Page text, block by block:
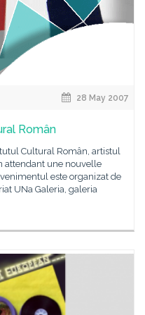
28 May 2007
Român
Cultural Român, artistul
attendant une nouvelle
este organizat de
UNa Galeria, galeria